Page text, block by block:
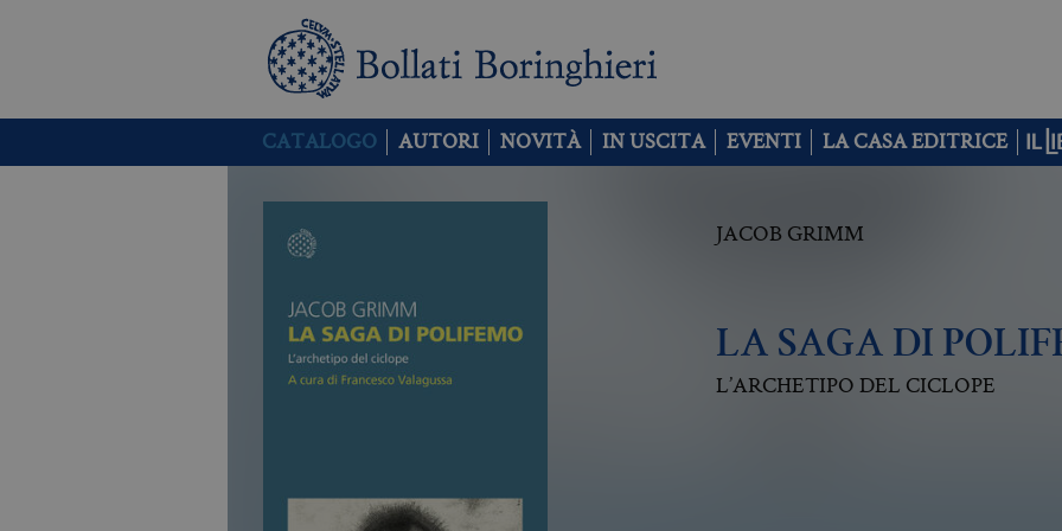
CATALOGO AUTORI NOVITÀ IN USCITA EVENTI LA CASA EDITRICE
JACOB GRIMM
LA SAGA DI
L’ARCHETIPO DEL CICLOPE